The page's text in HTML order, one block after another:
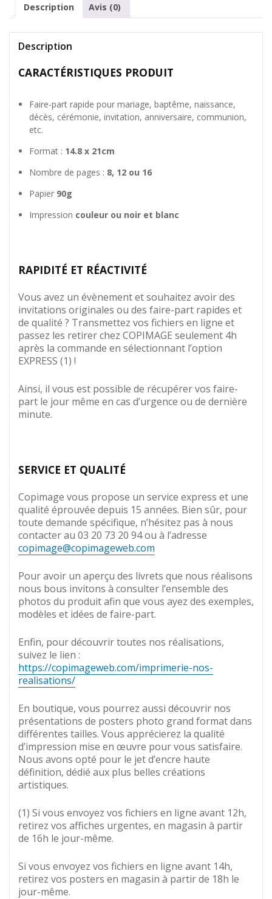
baptême,
Description Avis (0)
Description
CARACTÉRISTIQUES PRODUIT
Faire-part rapide pour mariage, baptême, naissance,
décès, cérémonie, invitation, anniversaire, communion,
etc.
Format : 14.8 x 21cm
Nombre de pages : 8, 12 ou 16
Papier 90g
Impression couleur ou noir et blanc
RAPIDITÉ ET RÉACTIVITÉ
Vous avez un évènement et souhaitez avoir des
invitations originales ou des faire-part rapides et
de qualité ? Transmettez vos fichiers en ligne et
passez les retirer chez COPIMAGE seulement 4h
après la commande en sélectionnant l’option
EXPRESS (1) !
Ainsi, il vous est possible de récupérer vos faire-
part le jour même en cas d’urgence ou de dernière
minute.
SERVICE ET QUALITÉ
Copimage vous propose un service express et une
qualité éprouvée depuis 15 années. Bien sûr, pour
toute demande spécifique, n’hésitez pas à nous
contacter au 03 20 73 20 94 ou à l’adresse
copimage@copimageweb.com
Pour avoir un aperçu des livrets que nous réalisons
nous bous invitons à consulter l’ensemble des
photos du produit afin que vous ayez des exemples,
modèles et idées de faire-part.
Enfin, pour découvrir toutes nos réalisations,
suivez le lien :
https://copimageweb.com/imprimerie-nos-
realisations/
En boutique, vous pourrez aussi découvrir nos
présentations de posters photo grand format dans
différentes tailles. Vous apprécierez la qualité
d’impression mise en œuvre pour vous satisfaire.
Nous avons opté pour le jet d’encre haute
définition, dédié aux plus belles créations
artistiques.
(1) Si vous envoyez vos fichiers en ligne avant 12h,
retirez vos affiches urgentes, en magasin à partir
de 16h le jour-même.
Si vous envoyez vos fichiers en ligne avant 14h,
retirez vos posters en magasin à partir de 18h le
jour-même.